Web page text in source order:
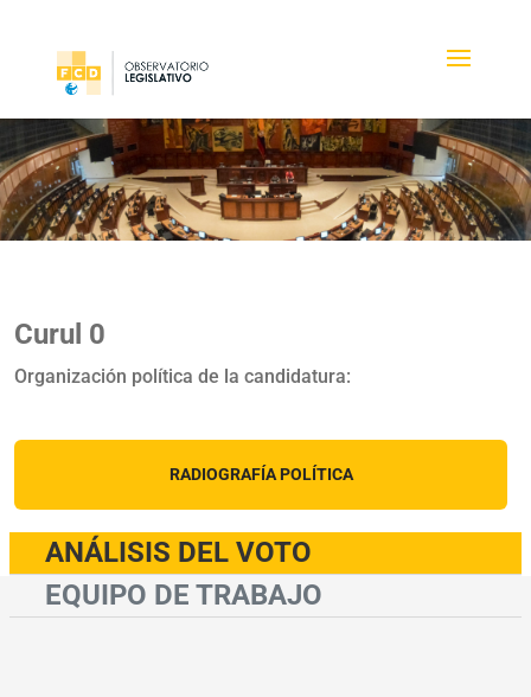
Curul 0
Organización política de la candidatura:
RADIOGRAFÍA POLÍTICA
ANÁLISIS DEL VOTO
EQUIPO DE TRABAJO